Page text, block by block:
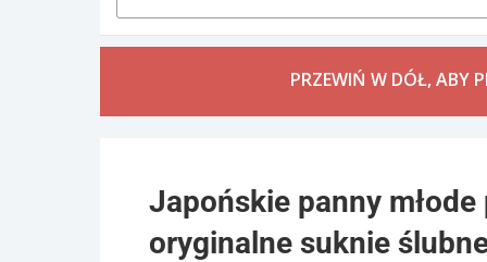
PRZEWIŃ W DÓŁ, ABY
Japońskie panny
oryginalne suknie